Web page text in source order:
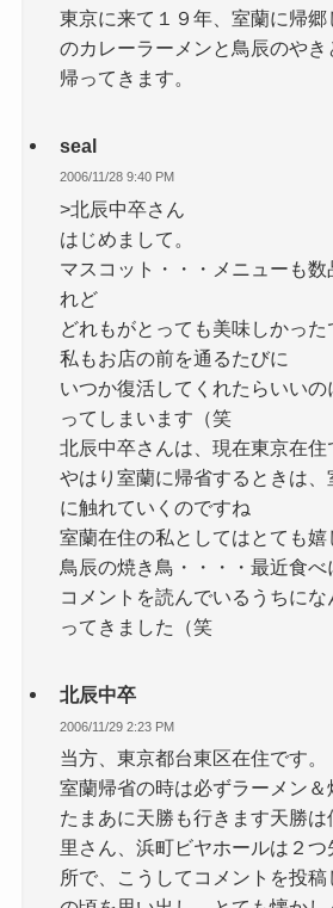
東京に来て１９年、室蘭に帰
のカレーラーメンと鳥辰のやき
帰ってきます。
seal
2006/11/28 9:40 PM
>北辰中卒さん
はじめまして。
マスコット・・・メニューも
れど
どれもがとっても美味しかっ
私もお店の前を通るたびに
いつか復活してくれたらいい
ってしまいます（笑
北辰中卒さんは、現在東京在住
やはり室蘭に帰省するときは
に触れていくのですね
室蘭在住の私としてはとても
鳥辰の焼き鳥・・・・最近食
コメントを読んでいるうちに
ってきました（笑
北辰中卒
2006/11/29 2:23 PM
当方、東京都台東区在住です。
室蘭帰省の時は必ずラーメン＆
たまあに天勝も行きます天勝
里さん、浜町ビヤホールは２
所で、こうしてコメントを投